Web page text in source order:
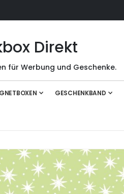
Direkt
für Werbung und Geschenke.
GESCHENKBAND